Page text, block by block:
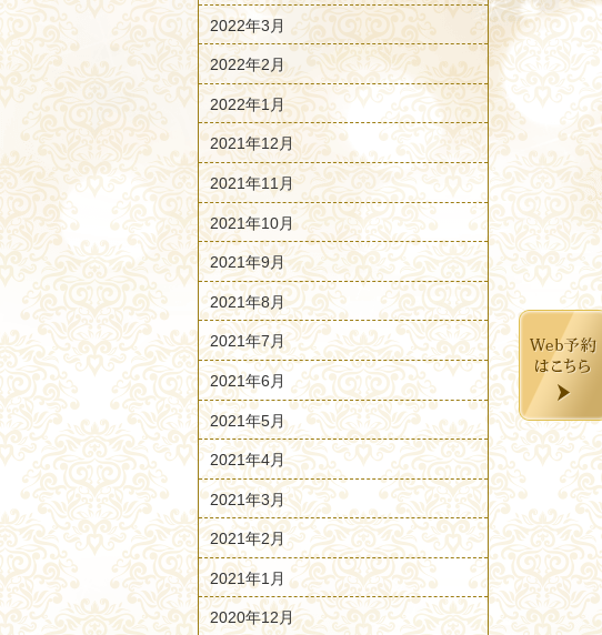
2022年3月
2022年2月
2022年1月
2021年12月
2021年11月
2021年10月
2021年9月
2021年8月
2021年7月
2021年6月
2021年5月
2021年4月
2021年3月
2021年2月
2021年1月
2020年12月